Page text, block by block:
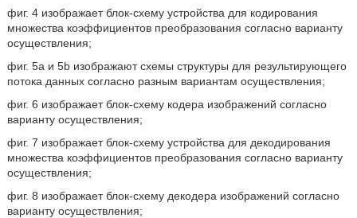
фиг. 4 изображает блок-схему устройства для кодирования
множества коэффициентов преобразования согласно варианту
осуществления;
фиг. 5a и 5b изображают схемы структуры для результирующего
потока данных согласно разным вариантам осуществления;
фиг. 6 изображает блок-схему кодера изображений согласно
варианту осуществления;
фиг. 7 изображает блок-схему устройства для декодирования
множества коэффициентов преобразования согласно варианту
осуществления;
фиг. 8 изображает блок-схему декодера изображений согласно
варианту осуществления;